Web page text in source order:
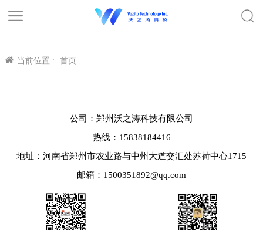
当前位置 : 首页
公司：郑州沃之涛科技有限公司
热线：15838184416
地址：河南省郑州市农业路与中州大道交汇处苏荷中心1715
邮箱：1500351892@qq.com